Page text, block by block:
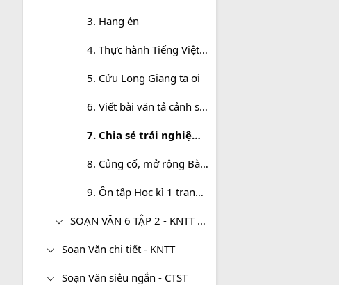
3. Hang én
4. Thực hành Tiếng Việt trang 118
5. Cửu Long Giang ta ơi
6. Viết bài văn tả cảnh sinh hoạt
7. Chia sẻ trải nghiệm về nơi em sống
8. Củng cố, mở rộng Bài 5
9. Ôn tập Học kì 1 trang 26
SOẠN VĂN 6 TẬP 2 - KNTT SIÊU NGẮN
Soạn Văn chi tiết - KNTT
Soạn Văn siêu ngắn - CTST